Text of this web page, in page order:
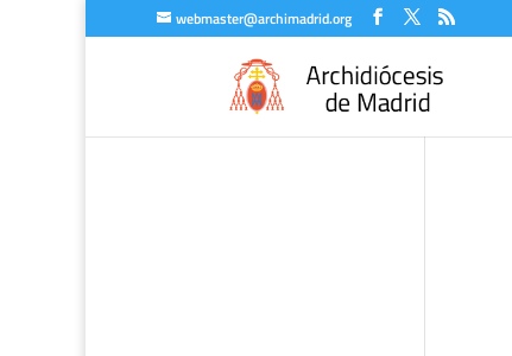
webmaster@archimadrid.org